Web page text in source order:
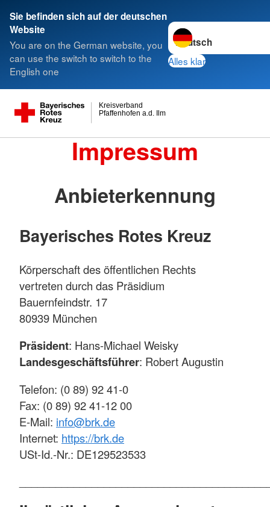
Sie befinden sich auf der deutschen
Website
You are on the German website, you
can use the switch to switch to the
English one
Sprache wechseln zu
Alles klar
Pfaffenhofen a.d. Ilm
Kreisverband
Impressum
Anbieterkennung
Bayerisches Rotes Kreuz
Körperschaft des öffentlichen Rechts
vertreten durch das Präsidium
Bauernfeindstr. 17
80939 München
Präsident: Hans-Michael Weisky
Landesgeschäftsführer: Robert Augustin
Telefon: (0 89) 92 41-0
Fax: (0 89) 92 41-12 00
E-Mail: info@brk.de
Internet: https://brk.de
USt-Id.-Nr.: DE129523533